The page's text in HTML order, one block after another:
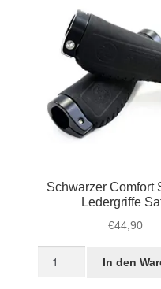
Schwarzer Comfort
Ledergriffe
€44,90
In den